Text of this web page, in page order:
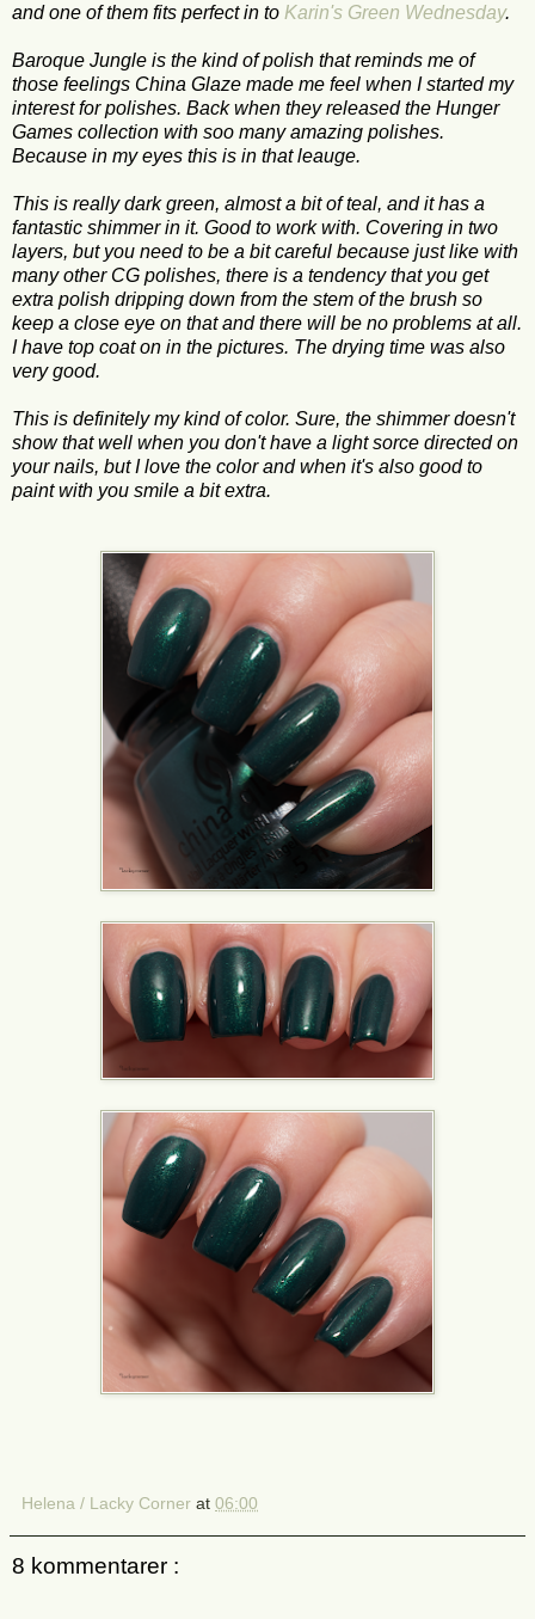
and one of them fits perfect in to Karin's Green Wednesday.
Baroque Jungle is the kind of polish that reminds me of
those feelings China Glaze made me feel when I started my
interest for polishes. Back when they released the Hunger
Games collection with soo many amazing polishes.
Because in my eyes this is in that leauge.
This is really dark green, almost a bit of teal, and it has a
fantastic shimmer in it. Good to work with. Covering in two
layers, but you need to be a bit careful because just like with
many other CG polishes, there is a tendency that you get
extra polish dripping down from the stem of the brush so
keep a close eye on that and there will be no problems at all.
I have top coat on in the pictures. The drying time was also
very good.
This is definitely my kind of color. Sure, the shimmer doesn't
show that well when you don't have a light sorce directed on
your nails, but I love the color and when it's also good to
paint with you smile a bit extra.
Helena / Lacky Corner at 06:00
8 kommentarer :